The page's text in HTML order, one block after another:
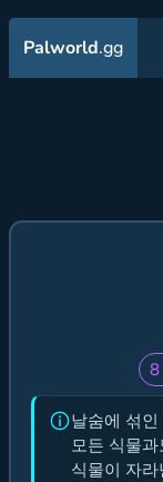
Palworld.gg
8
날숨에 섞
모든 식물
식물이 자